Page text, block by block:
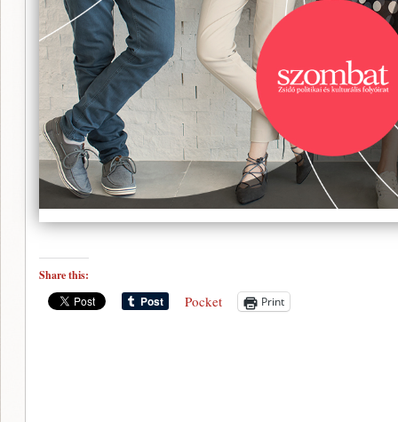
Share this:
Pocket Print